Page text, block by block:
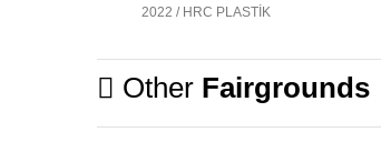
2022 / HRC PLASTİK
Other Fairgrounds